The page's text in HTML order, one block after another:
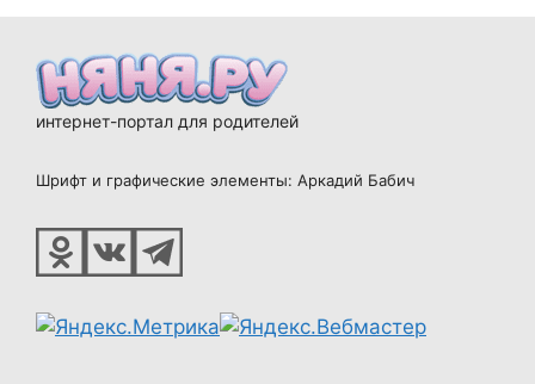
интернет-портал для родителей
Шрифт и графические элементы: Аркадий Бабич